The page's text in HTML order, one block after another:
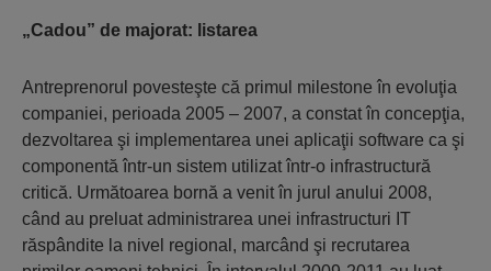
„Cadou” de majorat: listarea
Antreprenorul povesteşte că primul milestone în evoluţia
companiei, perioada 2005 – 2007, a constat în concepţia,
dezvoltarea şi implementarea unei aplicaţii software ca şi
componentă într-un sistem utilizat într-o infrastructură
critică. Următoarea bornă a venit în jurul anului 2008,
când au preluat administrarea unei infrastructuri IT
răspândite la nivel regional, marcând şi recrutarea